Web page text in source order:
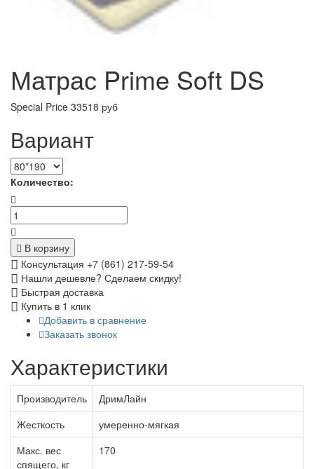
Матрас Prime Soft DS
Special Price 33518 руб
Вариант
Количество:
В корзину
Консультация +7 (861) 217-59-54
Нашли дешевле? Сделаем скидку!
Быстрая доставка
Купить в 1 клик
Добавить в сравнение
Заказать звонок
Характеристики
Производитель
ДримЛайн
Жесткость
умеренно-мягкая
Макс. вес
спящего, кг
170